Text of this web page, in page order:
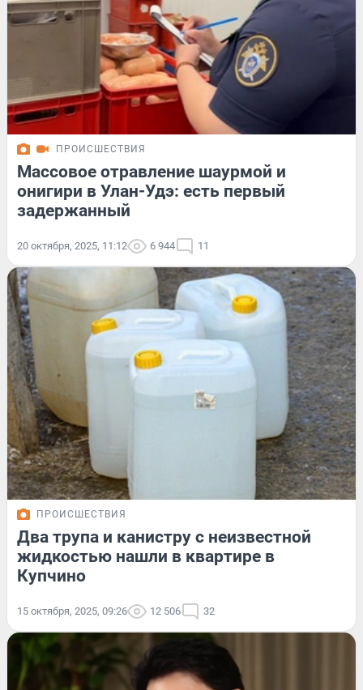
ПРОИСШЕСТВИЯ
Массовое отравление шаурмой и
онигири в Улан-Удэ: есть первый
задержанный
20 октября, 2025, 11:12 6 944 11
ПРОИСШЕСТВИЯ
Два трупа и канистру с неизвестной
жидкостью нашли в квартире в
Купчино
15 октября, 2025, 09:26 12 506 32